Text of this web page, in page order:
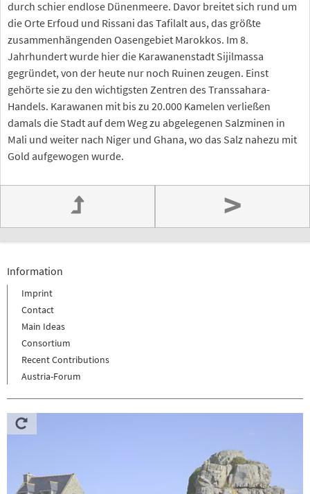
durch schier endlose Dünenmeere. Davor breitet sich rund um
die Orte Erfoud und Rissani das Tafilalt aus, das größte
zusammenhängenden Oasengebiet Marokkos. Im 8.
Jahrhundert wurde hier die Karawanenstadt Sijilmassa
gegründet, von der heute nur noch Ruinen zeugen. Einst
gehörte sie zu den wichtigsten Zentren des Transsahara-
Handels. Karawanen mit bis zu 20.000 Kamelen verließen
damals die Stadt auf dem Weg zu abgelegenen Salzminen in
Mali und weiter nach Niger und Ghana, wo das Salz nahezu mit
Gold aufgewogen wurde.
>
Information
Imprint
Contact
Main Ideas
Consortium
Recent Contributions
Austria-Forum